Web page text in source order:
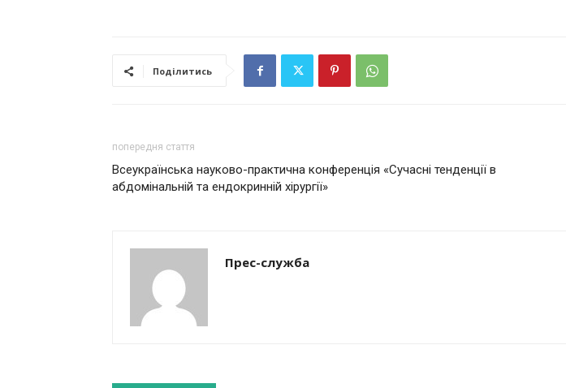
Поділитись
попередня стаття
Всеукраїнська науково-практична конференція «Сучасні тенденції в
абдомінальній та ендокринній хірургії»
Прес-служба